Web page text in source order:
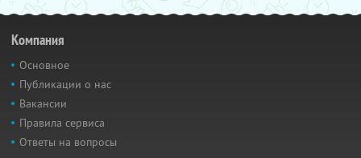
Компания
Основное
Публикации о нас
Вакансии
Правила сервиса
Ответы на вопросы